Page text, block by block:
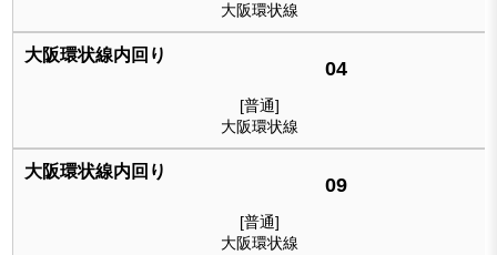
大阪環状線
04
[普通]
大阪環状線
09
[普通]
大阪環状線